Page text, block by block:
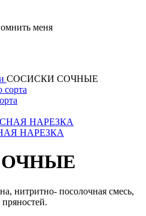
меня
СОСИСКИ СОЧНЫЕ
НАРЕЗКА
нитритно- посолочная смесь,